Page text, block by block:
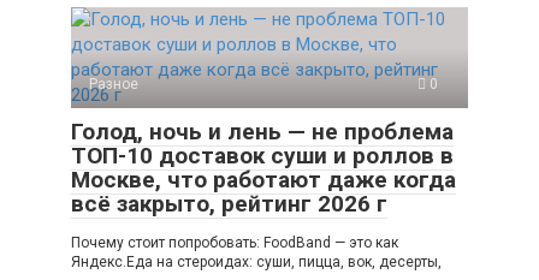
Разное 0
Голод, ночь и лень — не проблема
ТОП-10 доставок суши и роллов в
Москве, что работают даже когда
всё закрыто, рейтинг 2026 г
Почему стоит попробовать: FoodBand — это как
Яндекс.Еда на стероидах: суши, пицца, вок, десерты,